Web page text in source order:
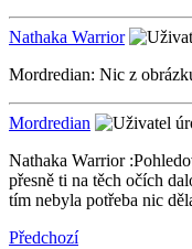
Nathaka Warrior
Mordredian: Nic z
Mordredian
Nathaka Warrior
přesně ti na těch očích
tím nebyla potřeba nic
Předchozí